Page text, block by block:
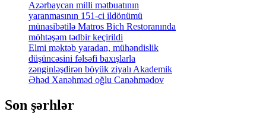
Azərbaycan milli mətbuatının
yaranmasının 151-ci ildönümü
münasibətilə Matros Bich Restoranında
möhtəşəm tədbir keçirildi
Elmi məktəb yaradan, mühəndislik
düşüncəsini fəlsəfi baxışlarla
zənginləşdirən böyük ziyalı Akademik
Əhəd Xanəhməd oğlu Canəhmədov
Son şərhlər